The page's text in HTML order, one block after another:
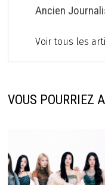
Ancien
Voir tous les
VOUS POURRIEZ